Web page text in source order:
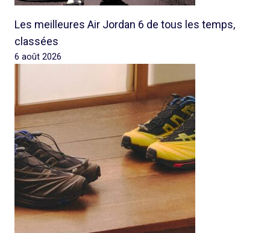
Les meilleures Air Jordan 6 de tous les temps,
classées
6 août 2026